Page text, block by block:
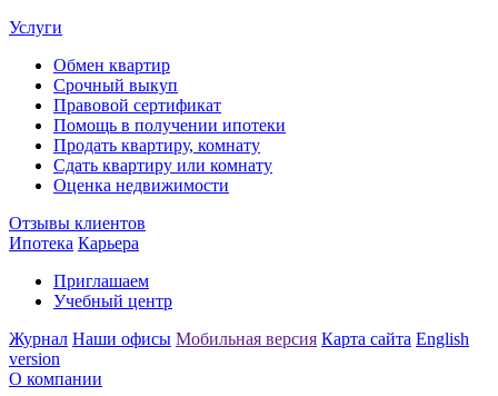
Услуги
Обмен квартир
Срочный выкуп
Правовой сертификат
Помощь в получении ипотеки
Продать квартиру, комнату
Сдать квартиру или комнату
Оценка недвижимости
Отзывы клиентов
Ипотека Карьера
Приглашаем
Учебный центр
Журнал Наши офисы Мобильная версия Карта сайта English
version
О компании